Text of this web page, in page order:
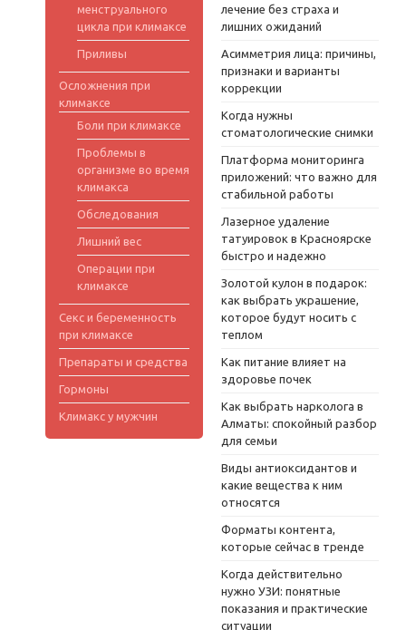
менструального
цикла при климаксе
Приливы
Осложнения при
климаксе
Боли при климаксе
Проблемы в
организме во время
климакса
Обследования
Лишний вес
Операции при
климаксе
Секс и беременность
при климаксе
Препараты и средства
Гормоны
Климакс у мужчин
лечение без страха и
лишних ожиданий
Асимметрия лица: причины,
признаки и варианты
коррекции
Когда нужны
стоматологические снимки
Платформа мониторинга
приложений: что важно для
стабильной работы
Лазерное удаление
татуировок в Красноярске
быстро и надежно
Золотой кулон в подарок:
как выбрать украшение,
которое будут носить с
теплом
Как питание влияет на
здоровье почек
Как выбрать нарколога в
Алматы: спокойный разбор
для семьи
Виды антиоксидантов и
какие вещества к ним
относятся
Форматы контента,
которые сейчас в тренде
Когда действительно
нужно УЗИ: понятные
показания и практические
ситуации